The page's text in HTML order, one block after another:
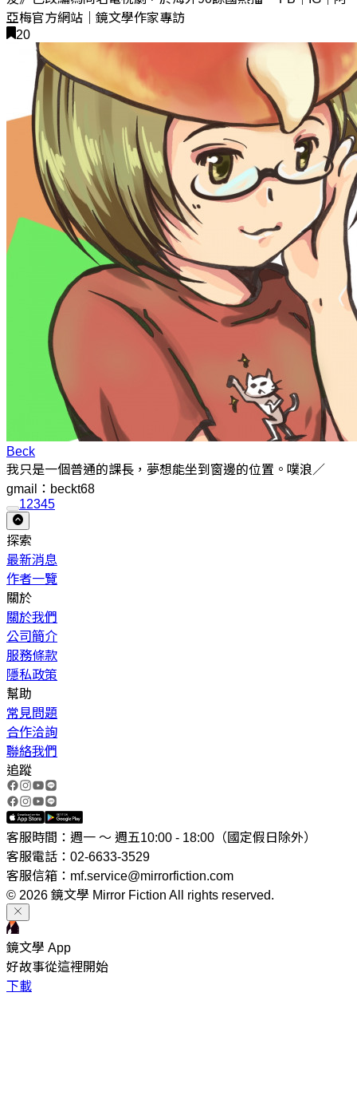
亞梅官方網站｜鏡文學作家專訪
20
Beck
我只是一個普通的課長，夢想能坐到窗邊的位置。噗浪／
gmail：beckt68
12345
探索
最新消息
作者一覽
關於
關於我們
公司簡介
服務條款
隱私政策
幫助
常見問題
合作洽詢
聯絡我們
追蹤
客服時間：週一 ～ 週五10:00 - 18:00（國定假日除外）
客服電話：02-6633-3529
客服信箱：mf.service@mirrorfiction.com
© 2026 鏡文學 Mirror Fiction All rights reserved.
鏡文學 App
好故事從這裡開始
下載